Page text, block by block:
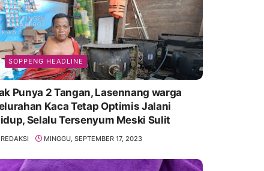
SOPPENG HEADLINE
Punya 2 Tangan, Lasennang warga
Kaca Tetap Optimis Jalani
Selalu Tersenyum Meski Sulit
REDAKSI MINGGU, SEPTEMBER 17, 2023